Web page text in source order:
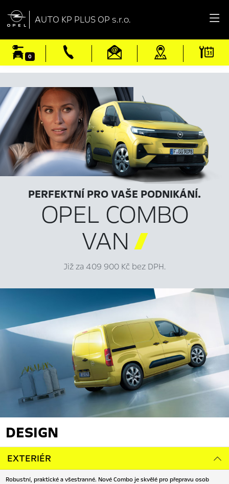
 AUTO KP PLUS OP s.r.o.
0
PERFEKTNÍ PRO VAŠE PODNIKÁNÍ.
OPEL COMBO
VAN
Již za 409 900 Kč bez DPH.
DESIGN
EXTERIÉR
Robustní, praktické a všestranné. Nové Combo je skvělé pro přepravu osob